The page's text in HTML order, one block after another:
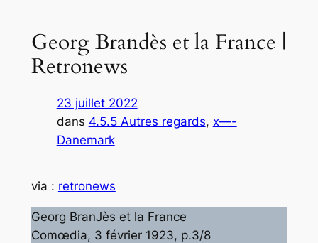
Georg Brandès et la France |
Retronews
23 juillet 2022
dans 4.5.5 Autres regards, x—-
Danemark
via : retronews
Georg BranJès et la France
Comœdia, 3 février 1923, p.3/8